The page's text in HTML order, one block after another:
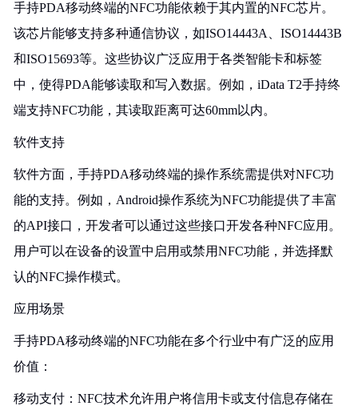
手持PDA移动终端的NFC功能依赖于其内置的NFC芯片。
该芯片能够支持多种通信协议，如ISO14443A、ISO14443B
和ISO15693等。这些协议广泛应用于各类智能卡和标签
中，使得PDA能够读取和写入数据。例如，iData T2手持终
端支持NFC功能，其读取距离可达60mm以内。
软件支持
软件方面，手持PDA移动终端的操作系统需提供对NFC功
能的支持。例如，Android操作系统为NFC功能提供了丰富
的API接口，开发者可以通过这些接口开发各种NFC应用。
用户可以在设备的设置中启用或禁用NFC功能，并选择默
认的NFC操作模式。
应用场景
手持PDA移动终端的NFC功能在多个行业中有广泛的应用
价值：
移动支付：NFC技术允许用户将信用卡或支付信息存储在